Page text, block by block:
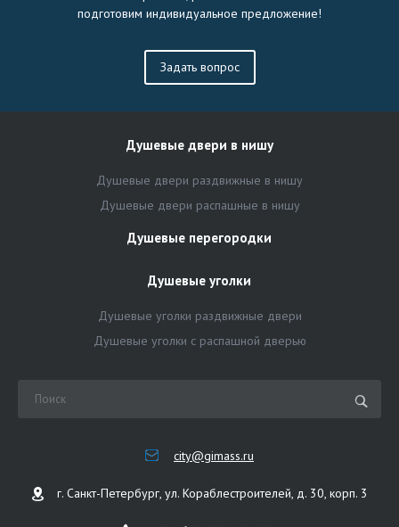
подготовим индивидуальное предложение!
Задать вопрос
Душевые двери в нишу
Душевые двери раздвижные в нишу
Душевые двери распашные в нишу
Душевые перегородки
Душевые уголки
Душевые уголки раздвижные двери
Душевые уголки с распашной дверью
city@gimass.ru
г. Санкт-Петербург, ул. Кораблестроителей, д. 30, корп. 3